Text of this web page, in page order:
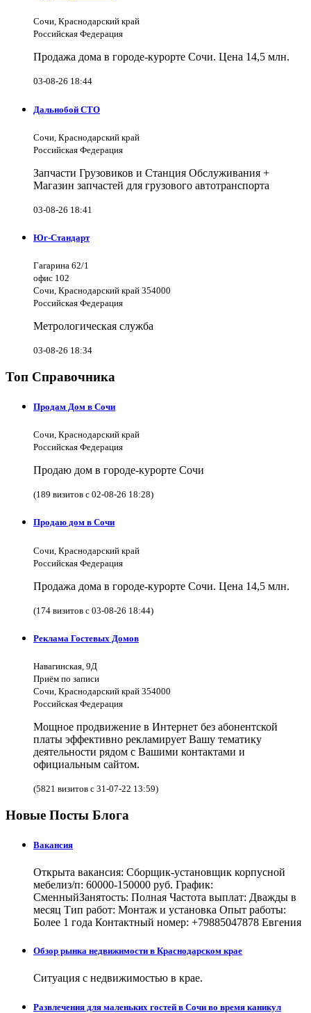
Сочи, Краснодарский край
Российская Федерация
Продажа дома в городе-курорте Сочи. Цена 14,5 млн.
03-08-26 18:44
Дальнобой СТО
Сочи, Краснодарский край
Российская Федерация
Запчасти Грузовиков и Станция Обслуживания +
Магазин запчастей для грузового автотранспорта
03-08-26 18:41
Юг-Стандарт
Гагарина 62/1
офис 102
Сочи, Краснодарский край 354000
Российская Федерация
Метрологическая служба
03-08-26 18:34
Топ Справочника
Продам Дом в Сочи
Сочи, Краснодарский край
Российская Федерация
Продаю дом в городе-курорте Сочи
(189 визитов с 02-08-26 18:28)
Продаю дом в Сочи
Сочи, Краснодарский край
Российская Федерация
Продажа дома в городе-курорте Сочи. Цена 14,5 млн.
(174 визитов с 03-08-26 18:44)
Реклама Гостевых Домов
Навагинская, 9Д
Приём по записи
Сочи, Краснодарский край 354000
Российская Федерация
Мощное продвижение в Интернет без абонентской
платы эффективно рекламирует Вашу тематику
деятельности рядом с Вашими контактами и
официальным сайтом.
(5821 визитов с 31-07-22 13:59)
Новые Посты Блога
Вакансия
Открыта вакансия: Сборщик-установщик корпусной
мебелиз/п: 60000-150000 руб. График:
СменныйЗанятость: Полная Частота выплат: Дважды в
месяц Тип работ: Монтаж и установка Опыт работы:
Более 1 года Контактный номер: +79885047878 Евгения
Обзор рынка недвижимости в Краснодарском крае
Ситуация с недвижимостью в крае.
Развлечения для маленьких гостей в Сочи во время каникул